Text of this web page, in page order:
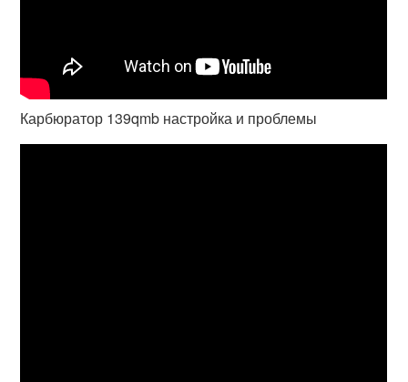
Карбюратор 139qmb настройка и проблемы